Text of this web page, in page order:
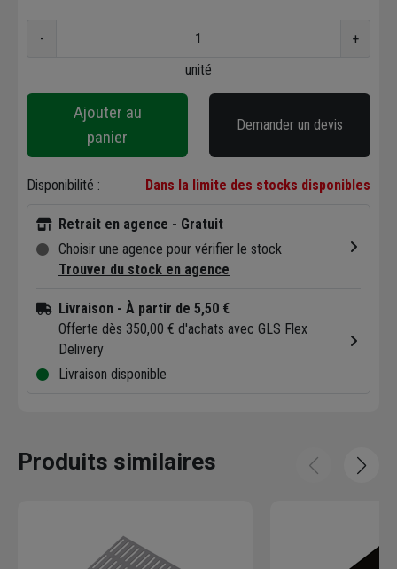
-
+
unité
Ajouter au
panier
Demander un devis
Disponibilité : Dans la limite des stocks disponibles
Retrait en agence - Gratuit
Choisir une agence pour vérifier le stock
Trouver du stock en agence
Livraison - À partir de 5,50 €
Offerte dès 350,00 € d'achats avec GLS Flex
Delivery
Livraison disponible
Produits similaires